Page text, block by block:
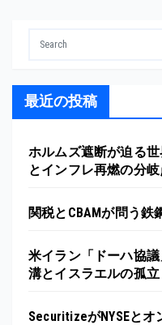
ペ
ー
ジ
送
り
最近の投稿
ホルムズ遮断が迫る
とインフレ再燃の分岐
関税とCBAMが問う
米イラン「ドーハ協
溝とイスラエルの孤立
SecuritizeがNYSEと